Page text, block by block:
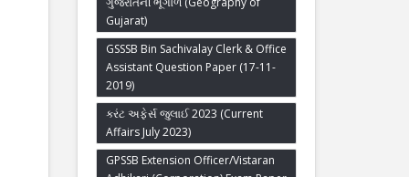
Gujarat)
GSSSB Bin Sachivalay Clerk & Office
Assistant Question Paper (17-11-
2019)
કરંટ અફેર્સ જુલાઈ 2023 (Current
Affairs July 2023)
GPSSB Extension Officer/Vistaran